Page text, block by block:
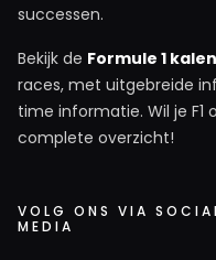
27 juni 16:40
@HaroldLT
successen.
Bekijk de Formule 1
races, met uitgebreide
time informatie. Wil je F1
complete overzicht!
VOLG ONS VIA
MEDIA